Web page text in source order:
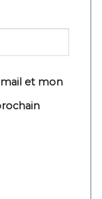
et mon